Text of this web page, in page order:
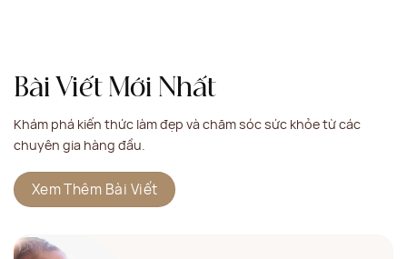
Bài Viết Mới Nhất
Khám phá kiến thức làm đẹp và chăm sóc sức khỏe từ các
chuyên gia hàng đầu.
Xem Thêm Bài Viết